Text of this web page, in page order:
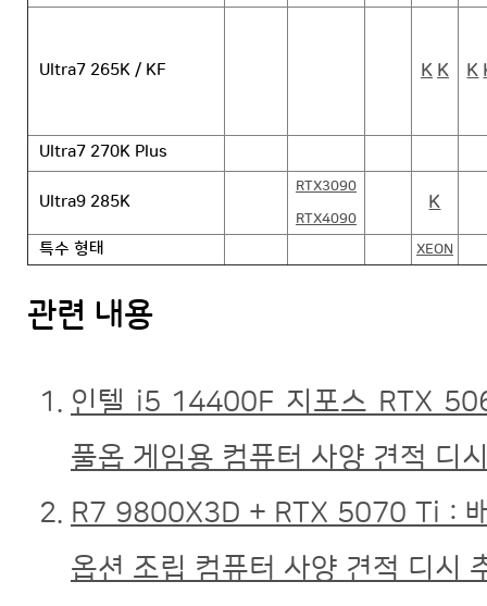
Ultra7 265K / KF K K K
Ultra7 270K Plus
Ultra9 285K
RTX3090
RTX4090
K
특수 형태 XEON
관련 내용
인텔 i5 14400F 지포스 RTX
풀옵 게임용 컴퓨터 사양 견적 디
R7 9800X3D + RTX 5070 Ti :
옵션 조립 컴퓨터 사양 견적 디시